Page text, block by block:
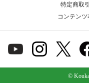
特定商取
コンテン
©